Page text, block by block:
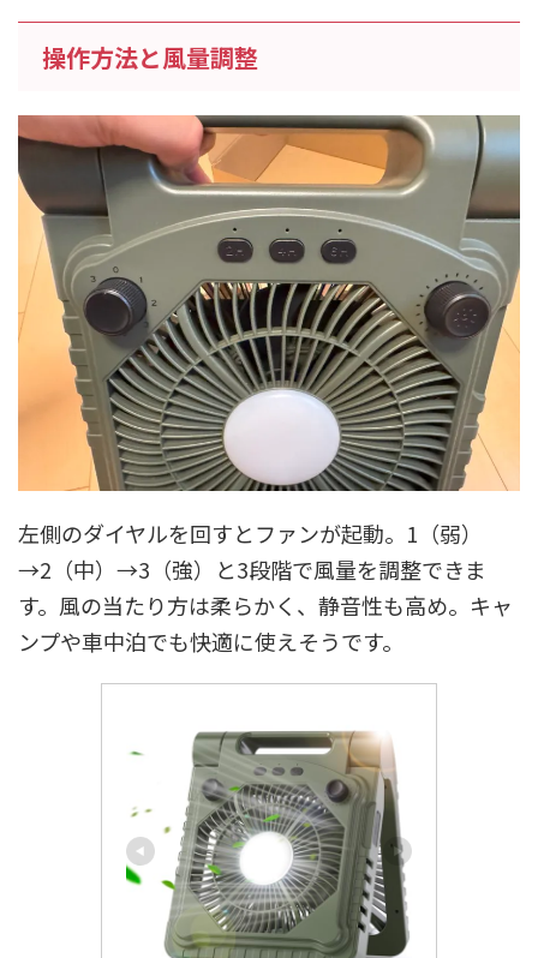
操作方法と風量調整
左側のダイヤルを回すとファンが起動。1（弱）
→2（中）→3（強）と3段階で風量を調整できま
す。風の当たり方は柔らかく、静音性も高め。キャ
ンプや車中泊でも快適に使えそうです。